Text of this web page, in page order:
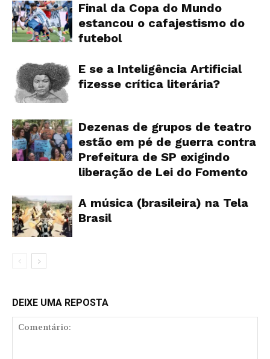
Final da Copa do Mundo
estancou o cafajestismo do
futebol
E se a Inteligência Artificial
fizesse crítica literária?
Dezenas de grupos de teatro
estão em pé de guerra contra
Prefeitura de SP exigindo
liberação de Lei do Fomento
A música (brasileira) na Tela
Brasil
DEIXE UMA REPOSTA